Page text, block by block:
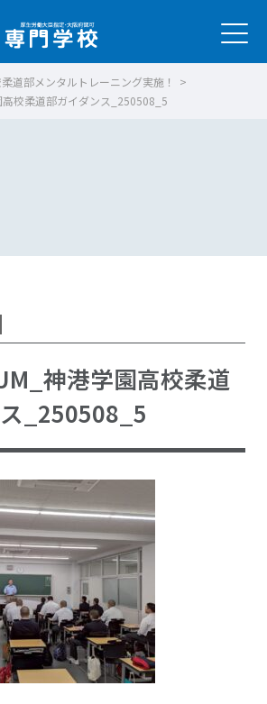
道部メンタルトレーニング実施！
>
高校柔道部ガイダンス_250508_5
神港学園高校柔道
_250508_5